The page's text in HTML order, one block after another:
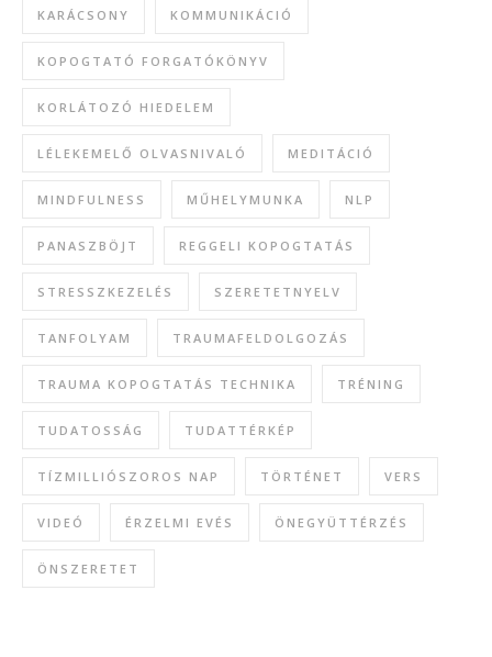
KARÁCSONY KOMMUNIKÁCIÓ
KOPOGTATÓ FORGATÓKÖNYV
KORLÁTOZÓ HIEDELEM
LÉLEKEMELŐ OLVASNIVALÓ MEDITÁCIÓ
MINDFULNESS MŰHELYMUNKA NLP
PANASZBÖJT REGGELI KOPOGTATÁS
STRESSZKEZELÉS SZERETETNYELV
TANFOLYAM TRAUMAFELDOLGOZÁS
TRAUMA KOPOGTATÁS TECHNIKA TRÉNING
TUDATOSSÁG TUDATTÉRKÉP
TÍZMILLIÓSZOROS NAP TÖRTÉNET VERS
VIDEÓ ÉRZELMI EVÉS ÖNEGYÜTTÉRZÉS
ÖNSZERETET